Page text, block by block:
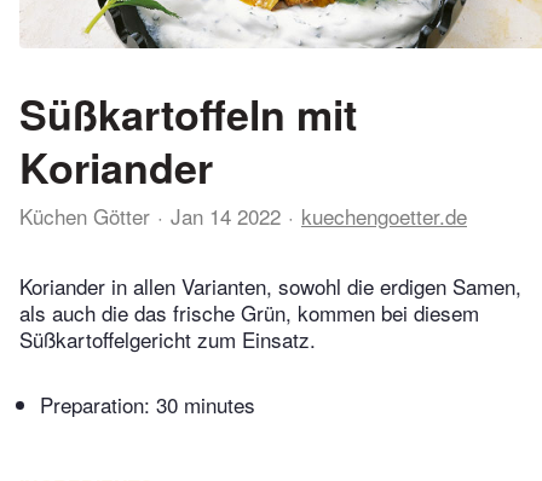
Süßkartoffeln mit
Koriander
Küchen Götter Jan 14 2022 kuechengoetter.de
Koriander in allen Varianten, sowohl die erdigen Samen,
als auch die das frische Grün, kommen bei diesem
Süßkartoffelgericht zum Einsatz.
Preparation: 30 minutes